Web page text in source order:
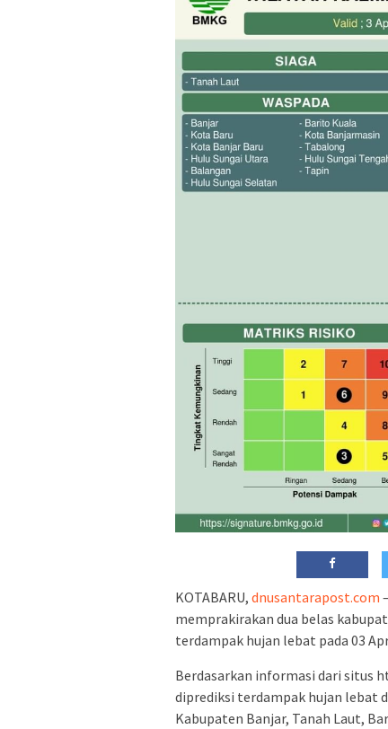
KOTABARU, dnusantarapost.com
memprakirakan dua belas
terdampak hujan lebat pada 03
Berdasarkan informasi dari situs
diprediksi terdampak hujan lebat
Kabupaten Banjar, Tanah Laut,